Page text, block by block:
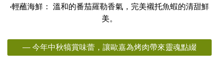
•輕蘸海鮮： 溫和的番茄羅勒香氣，完美襯托魚蝦的清甜鮮
美。
— 今年中秋犒賞味蕾，讓歐嘉為烤肉帶來靈魂點綴